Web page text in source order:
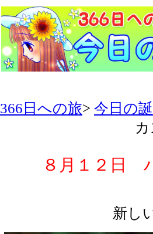
366日への旅> 今日の
８月１２日
新し